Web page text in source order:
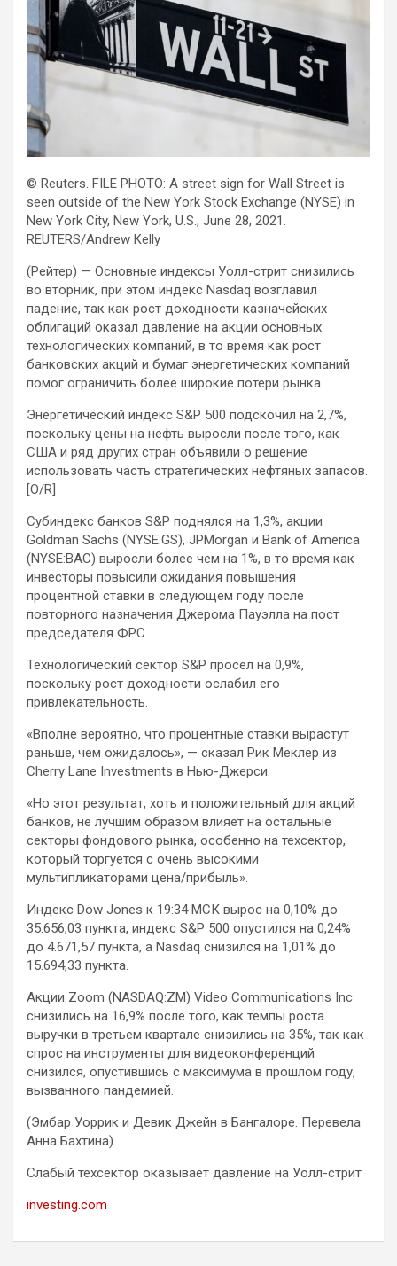
© Reuters. FILE PHOTO: A street sign for Wall Street is
seen outside of the New York Stock Exchange (NYSE) in
New York City, New York, U.S., June 28, 2021.
REUTERS/Andrew Kelly
(Рейтер) — Основные индексы Уолл-стрит снизились
во вторник, при этом индекс Nasdaq возглавил
падение, так как рост доходности казначейских
облигаций оказал давление на акции основных
технологических компаний, в то время как рост
банковских акций и бумаг энергетических компаний
помог ограничить более широкие потери рынка.
Энергетический индекс S&P 500 подскочил на 2,7%,
поскольку цены на нефть выросли после того, как
США и ряд других стран объявили о решение
использовать часть стратегических нефтяных запасов.
[O/R]
Субиндекс банков S&P поднялся на 1,3%, акции
Goldman Sachs (NYSE:GS), JPMorgan и Bank of America
(NYSE:BAC) выросли более чем на 1%, в то время как
инвесторы повысили ожидания повышения
процентной ставки в следующем году после
повторного назначения Джерома Пауэлла на пост
председателя ФРС.
Технологический сектор S&P просел на 0,9%,
поскольку рост доходности ослабил его
привлекательность.
«Вполне вероятно, что процентные ставки вырастут
раньше, чем ожидалось», — сказал Рик Меклер из
Cherry Lane Investments в Нью-Джерси.
«Но этот результат, хоть и положительный для акций
банков, не лучшим образом влияет на остальные
секторы фондового рынка, особенно на техсектор,
который торгуется с очень высокими
мультипликаторами цена/прибыль».
Индекс Dow Jones к 19:34 МСК вырос на 0,10% до
35.656,03 пункта, индекс S&P 500 опустился на 0,24%
до 4.671,57​ пункта, а Nasdaq снизился на 1,01% до
15.694,33 пункта.
Акции Zoom (NASDAQ:ZM) Video Communications Inc
снизились на 16,9% после того, как темпы роста
выручки в третьем квартале снизились на 35%, так как
спрос на инструменты для видеоконференций
снизился, опустившись с максимума в прошлом году,
вызванного пандемией.
(Эмбар Уоррик и Девик Джейн в Бангалоре. Перевела
Анна Бахтина)
Слабый техсектор оказывает давление на Уолл-стрит
investing.com